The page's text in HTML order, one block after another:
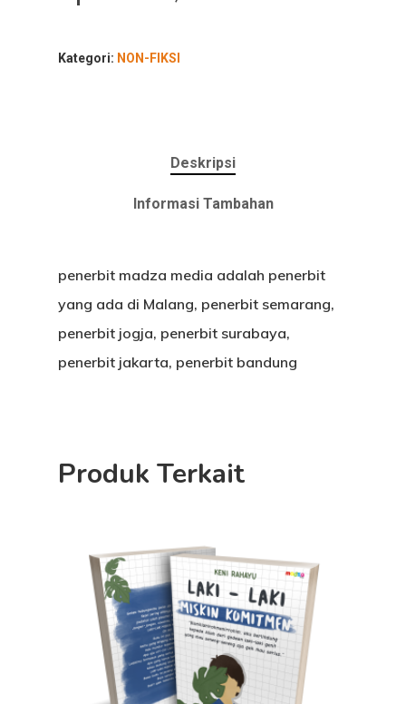
Kategori: NON-FIKSI
Deskripsi
Informasi Tambahan
penerbit madza media adalah penerbit
yang ada di Malang, penerbit semarang,
penerbit jogja, penerbit surabaya,
penerbit jakarta, penerbit bandung
Produk Terkait